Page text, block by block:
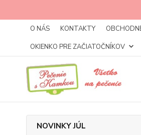
O NÁS KONTAKTY
OKIENKO PRE ZAČIATOČNÍKOV
NOVINKY JÚL